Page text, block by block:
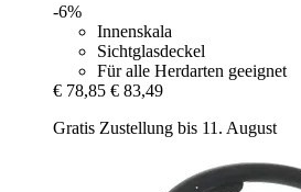
-6%
Innenskala
Sichtglasdeckel
Für alle Herdarten geeignet
€ 78,85 € 83,49
Gratis Zustellung bis 11. August